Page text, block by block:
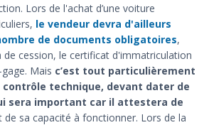
Lors de l'achat d’une voiture
le vendeur devra d'ailleurs
de documents obligatoires,
cession, le certificat d'immatriculation
Mais c’est tout particulièrement
contrôle technique, devant dater de
sera important car il attestera de
de sa capacité à fonctionner. Lors de la